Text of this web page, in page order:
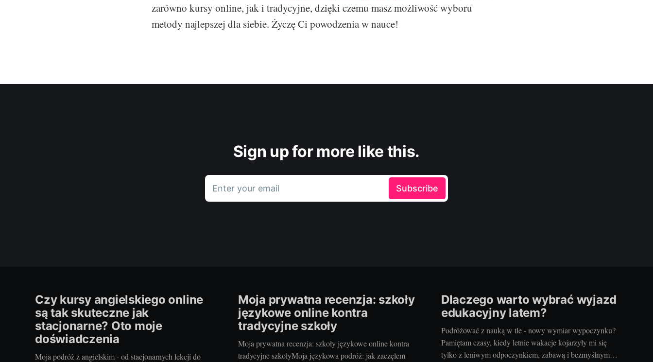
zarówno kursy online, jak i tradycyjne, dzięki czemu masz możliwość wyboru
metody najlepszej dla siebie. Życzę Ci powodzenia w nauce!
Sign up for more like this.
Enter your email Subscribe
Czy kursy angielskiego online
są tak skuteczne jak
stacjonarne? Oto moje
doświadczenia
Moja podróż z angielskim - od stacjonarnych lekcji do
Moja prywatna recenzja: szkoły
językowe online kontra
tradycyjne szkoły
Moja prywatna recenzja: szkoły językowe online kontra
tradycyjne szkołyMoja językowa podróż: jak zaczęłem
Dlaczego warto wybrać wyjazd
edukacyjny latem?
Podróżować z nauką w tle - nowy wymiar wypoczynku?
Pamiętam czasy, kiedy letnie wakacje kojarzyły mi się
tylko z leniwym odpoczynkiem, zabawą i bezmyślnym